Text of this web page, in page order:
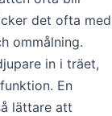
det ofta med
ommålning.
in i träet,
En
lättare att